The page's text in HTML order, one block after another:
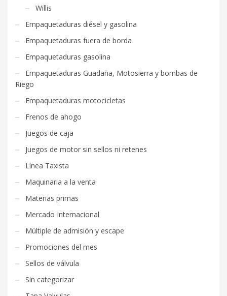
Willis
Empaquetaduras diésel y gasolina
Empaquetaduras fuera de borda
Empaquetaduras gasolina
Empaquetaduras Guadaña, Motosierra y bombas de
Riego
Empaquetaduras motocicletas
Frenos de ahogo
Juegos de caja
Juegos de motor sin sellos ni retenes
Línea Taxista
Maquinaria a la venta
Materias primas
Mercado Internacional
Múltiple de admisión y escape
Promociones del mes
Sellos de válvula
Sin categorizar